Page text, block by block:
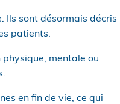
Ils sont désormais décris
patients.
mentale ou
en fin de vie, ce qui